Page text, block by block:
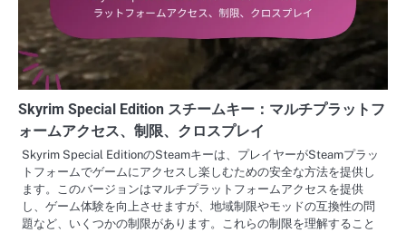
Skyrim Special Edition スチームキー：マルチプラットフ
ォームアクセス、制限、クロスプレイ
Skyrim Special EditionのSteamキーは、プレイヤーがSteamプラッ
トフォームでゲームにアクセスし楽しむための安全な方法を提供し
ます。このバージョンはマルチプラットフォームアクセスを提供
し、ゲーム体験を向上させますが、地域制限やモッドの互換性の問
題など、いくつかの制限があります。これらの制限を理解すること